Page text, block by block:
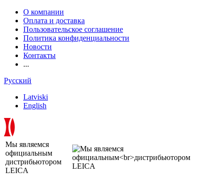
О компании
Оплата и доставка
Пользовательское соглашение
Политика конфиденциальности
Новости
Контакты
...
Русский
Latviski
English
Мы являемся
официальным
дистрибьютором
LEICA